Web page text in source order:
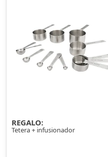
REGALO:
Tetera + infusionador